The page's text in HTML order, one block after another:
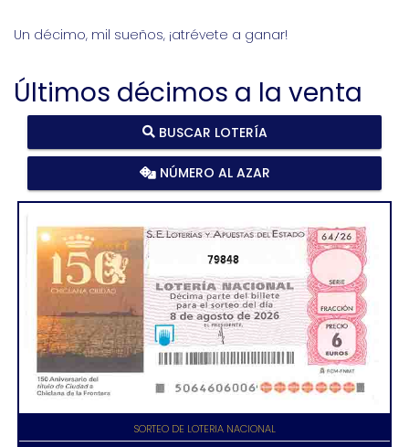
Un décimo, mil sueños, ¡atrévete a ganar!
Últimos décimos a la venta
BUSCAR LOTERÍA
NÚMERO AL AZAR
79848
SORTEO DE LOTERIA NACIONAL